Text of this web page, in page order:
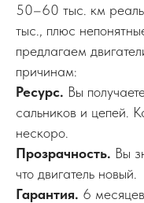
50–60 тыс. км
тыс., плюс
предлагаем
причинам:
Ресурс. Вы
сальников и цепей.
нескоро.
Прозрачность. Вы
что двигатель новый.
Гарантия. 6